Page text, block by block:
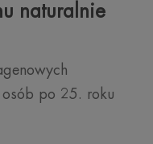
naturalnie
osób po 25. roku